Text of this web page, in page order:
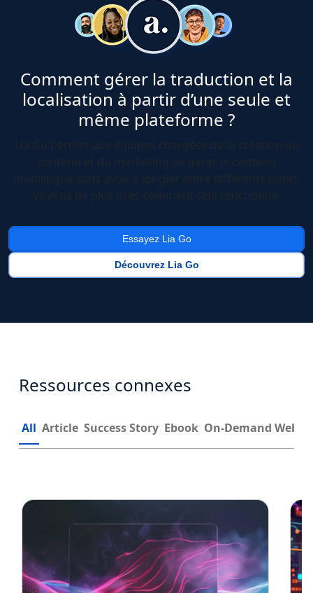
Comment gérer la traduction et la
localisation à partir d’une seule et
même plateforme ?
Essayez Lia Go
Découvrez Lia Go
Ressources connexes
All Article Success Story Ebook On-Demand